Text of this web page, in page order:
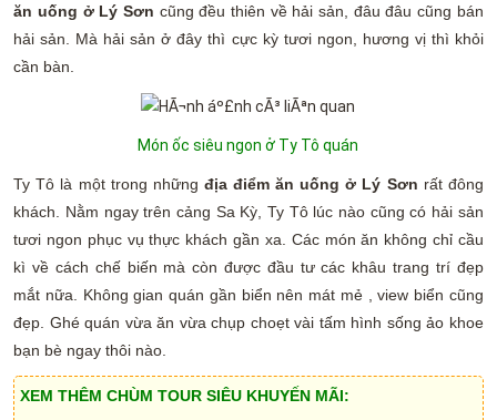
ăn uống ở Lý Sơn cũng đều thiên về hải sản, đâu đâu cũng bán
hải sản. Mà hải sản ở đây thì cực kỳ tươi ngon, hương vị thì khỏi
cần bàn.
Món ốc siêu ngon ở Ty Tô quán
Ty Tô là một trong những địa điểm ăn uống ở Lý Sơn rất đông
khách. Nằm ngay trên cảng Sa Kỳ, Ty Tô lúc nào cũng có hải sản
tươi ngon phục vụ thực khách gần xa. Các món ăn không chỉ cầu
kì về cách chế biến mà còn được đầu tư các khâu trang trí đẹp
mắt nữa. Không gian quán gần biển nên mát mẻ , view biển cũng
đẹp. Ghé quán vừa ăn vừa chụp choẹt vài tấm hình sống ảo khoe
bạn bè ngay thôi nào.
XEM THÊM CHÙM TOUR SIÊU KHUYẾN MÃI: